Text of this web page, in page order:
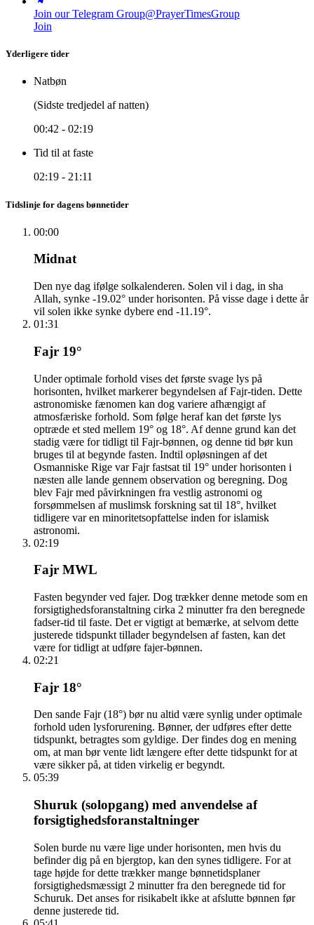
Join our Telegram Group@PrayerTimesGroup
Join
Yderligere tider
Natbøn
(Sidste tredjedel af natten)
00:42 - 02:19
Tid til at faste
02:19 - 21:11
Tidslinje for dagens bønnetider
00:00
Midnat
Den nye dag ifølge solkalenderen. Solen vil i dag, in sha
Allah, synke -19.02° under horisonten. På visse dage i dette år
vil solen ikke synke dybere end -11.19°.
01:31
Fajr 19°
Under optimale forhold vises det første svage lys på
horisonten, hvilket markerer begyndelsen af Fajr-tiden. Dette
astronomiske fænomen kan dog variere afhængigt af
atmosfæriske forhold. Som følge heraf kan det første lys
optræde et sted mellem 19° og 18°. Af denne grund kan det
stadig være for tidligt til Fajr-bønnen, og denne tid bør kun
bruges til at begynde fasten. Indtil opløsningen af det
Osmanniske Rige var Fajr fastsat til 19° under horisonten i
næsten alle lande gennem observation og beregning. Dog
blev Fajr med påvirkningen fra vestlig astronomi og
forsømmelsen af muslimsk forskning sat til 18°, hvilket
tidligere var en minoritetsopfattelse inden for islamisk
astronomi.
02:19
Fajr MWL
Fasten begynder ved fajer. Dog trækker denne metode som en
forsigtighedsforanstaltning cirka 2 minutter fra den beregnede
fadser-tid til faste. Det er vigtigt at bemærke, at selvom dette
justerede tidspunkt tillader begyndelsen af fasten, kan det
være for tidligt at udføre fajer-bønnen.
02:21
Fajr 18°
Den sande Fajr (18°) bør nu altid være synlig under optimale
forhold uden lysforurening. Bønner, der udføres efter dette
tidspunkt, betragtes som gyldige. Der findes dog en mening
om, at man bør vente lidt længere efter dette tidspunkt for at
være sikker på, at tiden virkelig er begyndt.
05:39
Shuruk (solopgang) med anvendelse af
forsigtighedsforanstaltninger
Solen burde nu være lige under horisonten, men hvis du
befinder dig på en bjergtop, kan den synes tidligere. For at
tage højde for dette trækker mange bønnetidsplaner
forsigtighedsmæssigt 2 minutter fra den beregnede tid for
Schuruk. Det anses for risikabelt ikke at afslutte bønnen før
denne justerede tid.